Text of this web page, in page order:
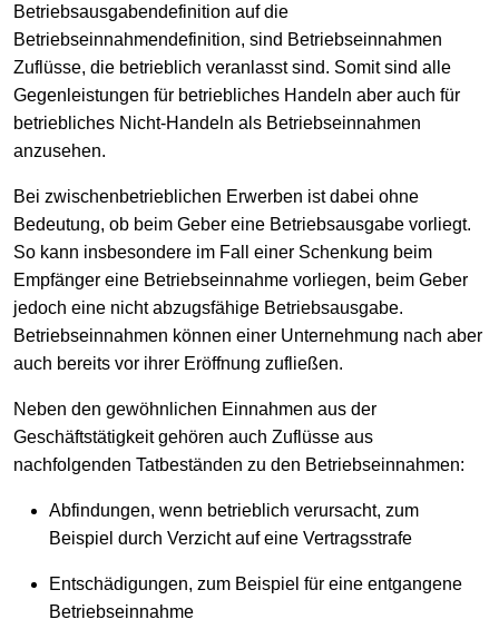
Betriebsausgabendefinition auf die
Betriebseinnahmendefinition, sind Betriebseinnahmen
Zuflüsse, die betrieblich veranlasst sind. Somit sind alle
Gegenleistungen für betriebliches Handeln aber auch für
betriebliches Nicht-Handeln als Betriebseinnahmen
anzusehen.
Bei zwischenbetrieblichen Erwerben ist dabei ohne
Bedeutung, ob beim Geber eine Betriebsausgabe vorliegt.
So kann insbesondere im Fall einer Schenkung beim
Empfänger eine Betriebseinnahme vorliegen, beim Geber
jedoch eine nicht abzugsfähige Betriebsausgabe.
Betriebseinnahmen können einer Unternehmung nach aber
auch bereits vor ihrer Eröffnung zufließen.
Neben den gewöhnlichen Einnahmen aus der
Geschäftstätigkeit gehören auch Zuflüsse aus
nachfolgenden Tatbeständen zu den Betriebseinnahmen:
Abfindungen, wenn betrieblich verursacht, zum
Beispiel durch Verzicht auf eine Vertragsstrafe
Entschädigungen, zum Beispiel für eine entgangene
Betriebseinnahme